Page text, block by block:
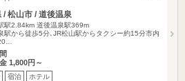
/ 松山市 / 道後温泉
駅2.84km 道後温泉駅369m
駅から徒歩5分､JR松山駅からタクシー約15分市内
1,800円～
宿泊 ホテル